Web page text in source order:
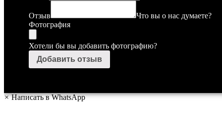
Отзыв
Что вы о нас думаете?
Фотография
Хотели бы вы добавить фотографию?
× Написать в WhatsApp